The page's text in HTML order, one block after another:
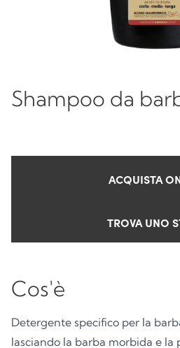
Shampoo da
ACQUISTA
TROVA UNO
Cos'è
Detergente specifico per la
lasciando la barba morbida e la